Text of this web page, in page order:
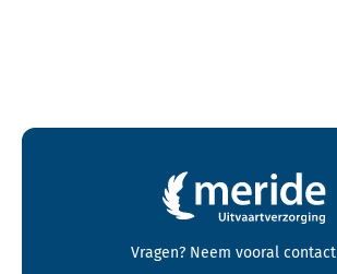
Contactgegevens en footer menu van Meride
Vragen? Neem vooral contact